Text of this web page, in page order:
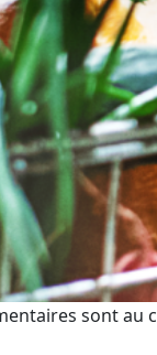
sont